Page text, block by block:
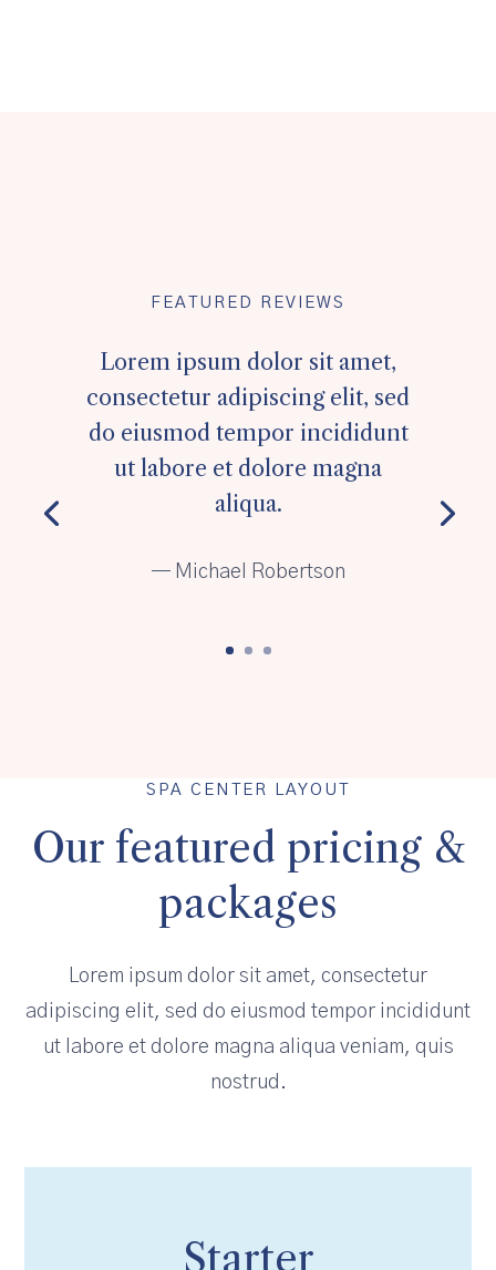
FEATURED REVIEWS
Lorem ipsum dolor sit amet,
consectetur adipiscing elit, sed
do eiusmod tempor incididunt
ut labore et dolore magna
aliqua.
— Michael Robertson
SPA CENTER LAYOUT
Our featured pricing &
packages
Lorem ipsum dolor sit amet, consectetur
adipiscing elit, sed do eiusmod tempor incididunt
ut labore et dolore magna aliqua veniam, quis
nostrud.
Starter